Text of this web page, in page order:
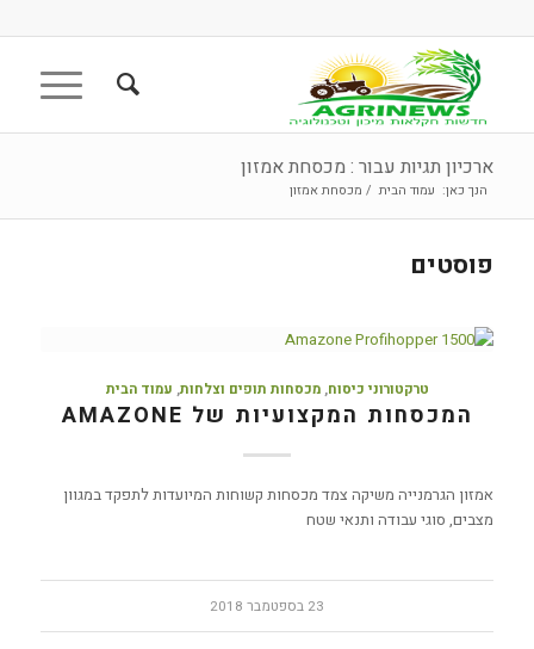
ארכיון תגיות עבור : מכסחת אמזון
הנך כאן: עמוד הבית / מכסחת אמזון
פוסטים
טרקטורוני כיסוח,מכסחות תופים וצלחות, עמוד הבית
המכסחות המקצועיות של AMAZONE
אמזון הגרמנייה משיקה צמד מכסחות קשוחות המיועדות לתפקד במגוון
מצבים, סוגי עבודה ותנאי שטח
23 בספטמבר 2018